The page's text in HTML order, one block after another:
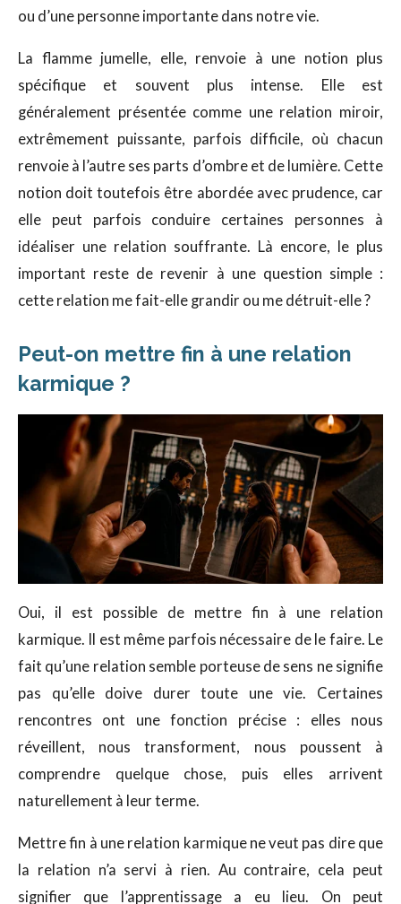
ou d’une personne importante dans notre vie.
La flamme jumelle, elle, renvoie à une notion plus
spécifique et souvent plus intense. Elle est
généralement présentée comme une relation miroir,
extrêmement puissante, parfois difficile, où chacun
renvoie à l’autre ses parts d’ombre et de lumière. Cette
notion doit toutefois être abordée avec prudence, car
elle peut parfois conduire certaines personnes à
idéaliser une relation souffrante. Là encore, le plus
important reste de revenir à une question simple :
cette relation me fait-elle grandir ou me détruit-elle ?
Peut-on mettre fin à une relation
karmique ?
Oui, il est possible de mettre fin à une relation
karmique. Il est même parfois nécessaire de le faire. Le
fait qu’une relation semble porteuse de sens ne signifie
pas qu’elle doive durer toute une vie. Certaines
rencontres ont une fonction précise : elles nous
réveillent, nous transforment, nous poussent à
comprendre quelque chose, puis elles arrivent
naturellement à leur terme.
Mettre fin à une relation karmique ne veut pas dire que
la relation n’a servi à rien. Au contraire, cela peut
signifier que l’apprentissage a eu lieu. On peut